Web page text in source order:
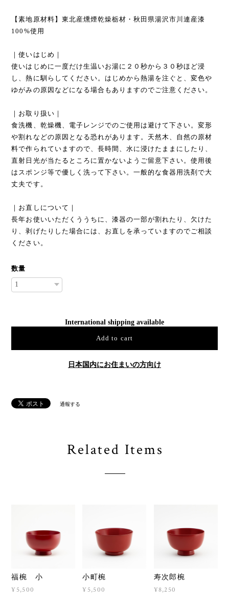
【素地原材料】東北産燻煙乾燥栃材・秋田県湯沢市川連産漆
100%使用
｜使いはじめ｜
使いはじめに一度だけ生温いお湯に２０秒から３０秒ほど浸
し、熱に馴らしてください。はじめから熱湯を注ぐと、変色や
ゆがみの原因などになる場合もありますのでご注意ください。
｜お取り扱い｜
食洗機、乾燥機、電子レンジでのご使用は避けて下さい。変形
や割れなどの原因となる恐れがあります。天然木、自然の原材
料で作られていますので、長時間、水に浸けたままにしたり、
直射日光が当たるところに置かないようご留意下さい。使用後
はスポンジ等で優しく洗って下さい。一般的な食器用洗剤で大
丈夫です。
｜お直しについて｜
長年お使いいただくううちに、漆器の一部が割れたり、欠けた
り、剥げたりした場合には、お直しを承っていますのでご相談
ください。
数量
International shipping available
Add to cart
日本国内にお住まいの方向け
通報する
Related Items
福椀 小
¥5,500
小町椀
¥5,500
寿次郎椀
¥8,250